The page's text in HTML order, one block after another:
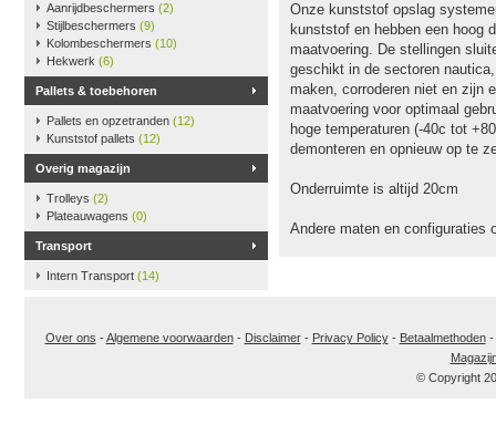
Aanrijdbeschermers (2)
Stijlbeschermers (9)
Kolombeschermers (10)
Hekwerk (6)
Pallets & toebehoren
Pallets en opzetranden (12)
Kunststof pallets (12)
Overig magazijn
Trolleys (2)
Plateauwagens (0)
Transport
Intern Transport (14)
Onze kunststof opslag
kunststof en hebben een hoog
maatvoering. De stellingen
geschikt in de sectoren
maken, corroderen niet en zijn
maatvoering voor optimaal
hoge temperaturen (-40c tot
demonteren en opnieuw op te
Onderruimte is altijd 20cm
Andere maten en configuraties
Over ons -Algemene voorwaarden- Disclaimer- Privacy Policy- Betaalmethoden-
© Copyright